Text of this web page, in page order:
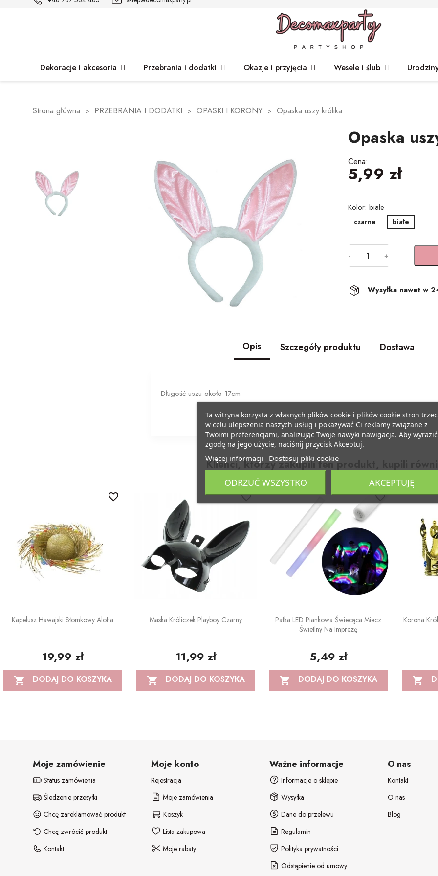
Dekoracje i akcesoria Przebrania i dodatki Okazje i przyjęcia Wesele i ślub
Strona główna PRZEBRANIA I DODATKI OPASKI I KORONY Opaska uszy królika
Opaska
Cena:
5,99 zł
Kolor: białe
czarne białe
- +
Wysyłka nawet w
Opis Szczegóły produktu Dostawa
Długość uszu około 17cm
Klienci, którzy zakupili ten produkt, kupili
Kapelusz Hawajski Słomkowy Aloha
19,99 zł
 DODAJ DO KOSZYKA
favorite_border
Maska Króliczek Playboy Czarny
11,99 zł
 DODAJ DO KOSZYKA
favorite_border
Pałka LED Piankowa Świecąca Miecz
Świetlny Na Imprezę
5,49 zł
 DODAJ DO KOSZYKA
favorite_border
Korona

Moje zamówienie
Status zamówienia
Śledzenie przesyłki
Chcę zareklamować produkt
Chcę zwrócić produkt
Kontakt
Moje konto
Rejestracja
Moje zamówienia
Koszyk
Lista zakupowa
Moje rabaty
Ważne informacje
Informacje o sklepie
Wysyłka
Dane do przelewu
Regulamin
Polityka prywatności
Odstąpienie od umowy
O nas
Kontakt
O nas
Blog
Ta witryna korzysta z własnych plików cookie i plików cookie stron
w celu ulepszenia naszych usług i pokazywać Ci reklamy związane z
Twoimi preferencjami, analizując Twoje nawyki nawigacja. Aby wyrazić
zgodę na jego użycie, naciśnij przycisk Akceptuj.
Więcej informacji Dostosuj pliki cookie
ODRZUĆ WSZYSTKO AKCEPTUJĘ